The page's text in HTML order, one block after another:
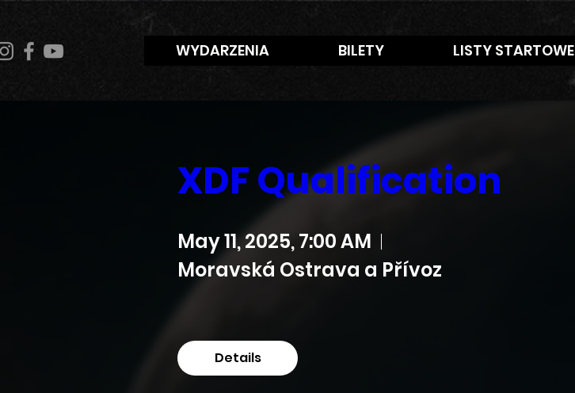
WYDARZENIA BILETY LISTY STARTOWE
XDF Qualification
May 11, 2025, 7:00 AM
Moravská Ostrava a Přívoz
Details